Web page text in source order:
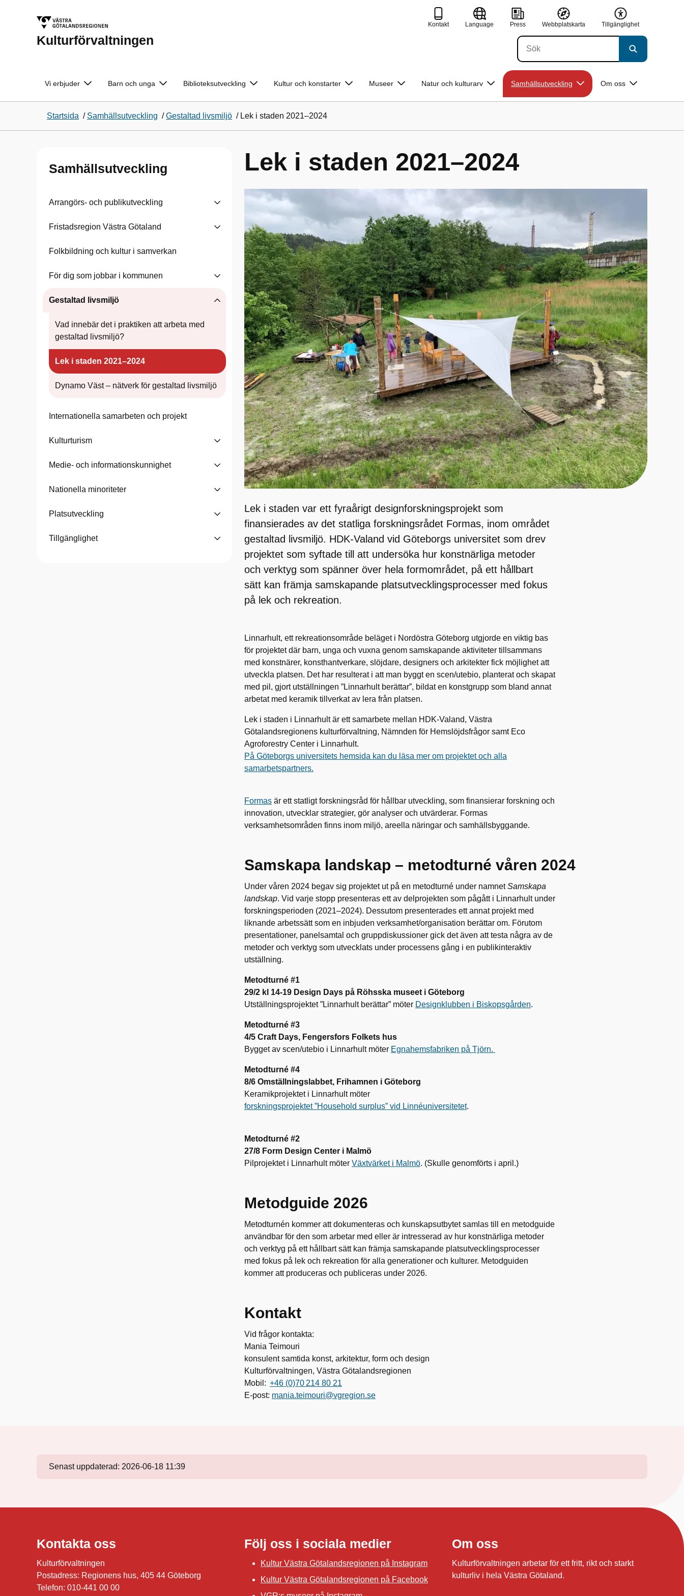
Kulturförvaltningen
Kontakt Language Press Webbplatskarta Tillgänglighet
Vi erbjuder Barn och unga Biblioteksutveckling Kultur och konstarter Museer Natur och kulturarv Samhällsutveckling Om oss
Startsida / Samhällsutveckling /Gestaltad livsmiljö / Lek i staden 2021–2024
Samhällsutveckling
Arrangörs- och publikutveckling
Fristadsregion Västra Götaland
Folkbildning och kultur i samverkan
För dig som jobbar i kommunen
Gestaltad livsmiljö
Vad innebär det i praktiken att arbeta med
gestaltad livsmiljö?
Lek i staden 2021–2024
Dynamo Väst – nätverk för gestaltad livsmiljö
Internationella samarbeten och projekt
Kulturturism
Medie- och informationskunnighet
Nationella minoriteter
Platsutveckling
Tillgänglighet
Lek i staden 2021–2024
Lek i staden var ett fyraårigt designforskningsprojekt som
finansierades av det statliga forskningsrådet Formas, inom området
gestaltad livsmiljö. HDK-Valand vid Göteborgs universitet som drev
projektet som syftade till att undersöka hur konstnärliga metoder
och verktyg som spänner över hela formområdet, på ett hållbart
sätt kan främja samskapande platsutvecklingsprocesser med fokus
på lek och rekreation.
Linnarhult, ett rekreationsområde beläget i Nordöstra Göteborg utgjorde en viktig bas
för projektet där barn, unga och vuxna genom samskapande aktiviteter tillsammans
med konstnärer, konsthantverkare, slöjdare, designers och arkitekter fick möjlighet att
utveckla platsen. Det har resulterat i att man byggt en scen/utebio, planterat och skapat
med pil, gjort utställningen ”Linnarhult berättar”, bildat en konstgrupp som bland annat
arbetat med keramik tillverkat av lera från platsen.
Lek i staden i Linnarhult är ett samarbete mellan HDK-Valand, Västra
Götalandsregionens kulturförvaltning, Nämnden för Hemslöjdsfrågor samt Eco
Agroforestry Center i Linnarhult.
På Göteborgs universitets hemsida kan du läsa mer om projektet och alla
samarbetspartners.
Formas är ett statligt forskningsråd för hållbar utveckling, som finansierar forskning och
innovation, utvecklar strategier, gör analyser och utvärderar. Formas
verksamhetsområden finns inom miljö, areella näringar och samhällsbyggande.
Samskapa landskap – metodturné våren 2024
Under våren 2024 begav sig projektet ut på en metodturné under namnetSamskapa
landskap. Vid varje stopp presenteras ett av delprojekten som pågått i Linnarhult under
forskningsperioden (2021–2024). Dessutom presenterades ett annat projekt med
liknande arbetssätt som en inbjuden verksamhet/organisation berättar om. Förutom
presentationer, panelsamtal och gruppdiskussioner gick det även att testa några av de
metoder och verktyg som utvecklats under processens gång i en publikinteraktiv
utställning.
Metodturné #1
29/2 kl 14-19 Design Days på Röhsska museet i Göteborg
Utställningsprojektet ”Linnarhult berättar” möter Designklubben i Biskopsgården.
Metodturné #3
4/5 Craft Days, Fengersfors Folkets hus
Bygget av scen/utebio i Linnarhult möter Egnahemsfabriken på Tjörn.
Metodturné #4
8/6 Omställningslabbet, Frihamnen i Göteborg
Keramikprojektet i Linnarhult möter
forskningsprojektet ”Household surplus” vid Linnéuniversitetet.
Metodturné #2
27/8 Form Design Center i Malmö
Pilprojektet i Linnarhult möter Växtvärket i Malmö. (Skulle genomförts i april.)
Metodguide 2026
Metodturnén kommer att dokumenteras och kunskapsutbytet samlas till en metodguide
användbar för den som arbetar med eller är intresserad av hur konstnärliga metoder
och verktyg på ett hållbart sätt kan främja samskapande platsutvecklingsprocesser
med fokus på lek och rekreation för alla generationer och kulturer. Metodguiden
kommer att produceras och publiceras under 2026.
Kontakt
Vid frågor kontakta:
Mania Teimouri
konsulent samtida konst, arkitektur, form och design
Kulturförvaltningen, Västra Götalandsregionen
Mobil: +46 (0)70 214 80 21
E-post: mania.teimouri@vgregion.se
Senast uppdaterad: 2026-06-18 11:39
Kontakta oss
Kulturförvaltningen
Postadress: Regionens hus, 405 44 Göteborg
Telefon: 010-441 00 00
Följ oss i sociala medier
Kultur Västra Götalandsregionen på Instagram
Kultur Västra Götalandsregionen på Facebook
Om oss
Kulturförvaltningen arbetar för ett fritt, rikt och starkt
kulturliv i hela Västra Götaland.